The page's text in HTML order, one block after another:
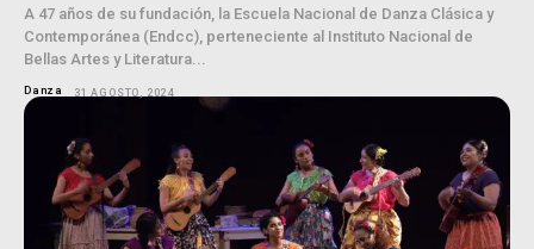
A 47 años de su fundación, la Escuela Nacional de Danza Clásica y
Contemporánea (Endcc), perteneciente al Instituto Nacional de
Bellas Artes y Literatura...
Danza 31 AGOSTO, 2024